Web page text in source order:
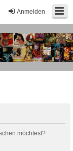
Anmelden
möchtest?